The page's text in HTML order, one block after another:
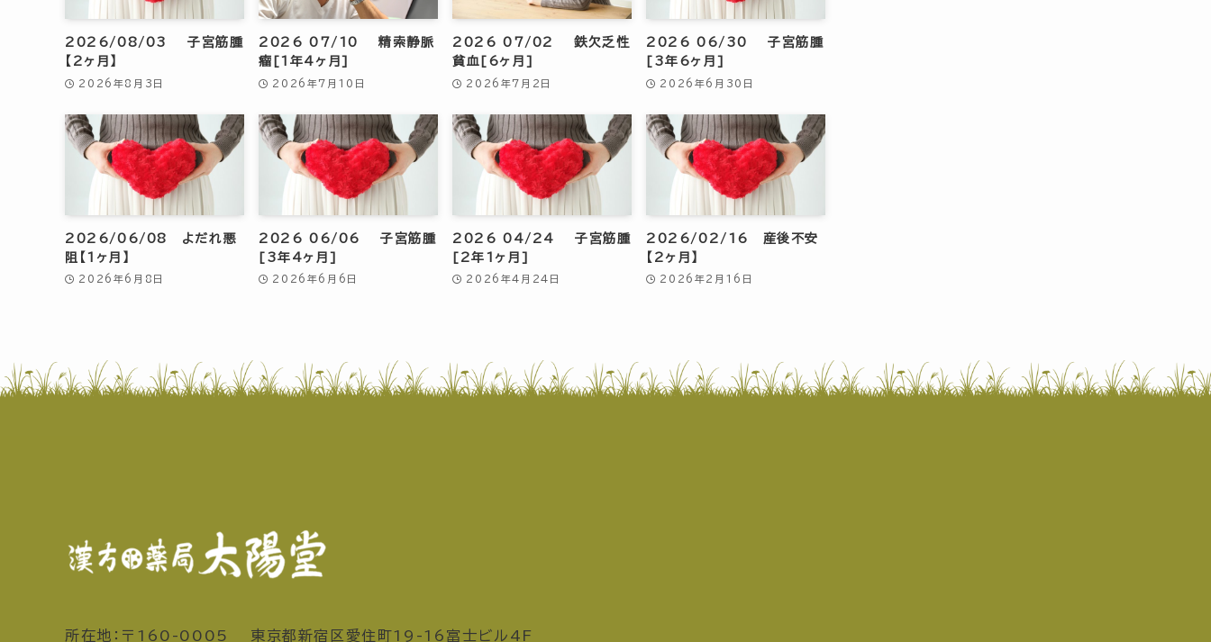
2026/08/03 子宮筋腫
【2ヶ月】
2026年8月3日
2026 07/10 精索静脈
瘤[1年4ヶ月]
2026年7月10日
2026 07/02 鉄欠乏性
貧血[6ヶ月]
2026年7月2日
2026 06/30 子宮筋腫
[3年6ヶ月]
2026年6月30日
2026/06/08 よだれ悪
阻【1ヶ月】
2026年6月8日
2026 06/06 子宮筋腫
[3年4ヶ月]
2026年6月6日
2026 04/24 子宮筋腫
[2年1ヶ月]
2026年4月24日
2026/02/16 産後不安
【2ヶ月】
2026年2月16日
所在地：〒160-0005 東京都新宿区愛住町19-16富士ビル4F